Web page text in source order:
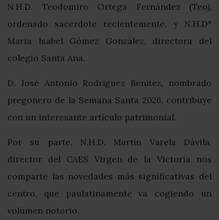
N.H.D. Teodomiro Ortega Fernández (Teo),
ordenado sacerdote recientemente, y N.H.Dª
Maria Isabel Gómez González, directora del
colegio Santa Ana.
D. José Antonio Rodríguez Benítez, nombrado
pregonero de la Semana Santa 2026, contribuye
con un interesante artículo patrimonial.
Por su parte, N.H.D. Martín Varela Dávila,
director del CAES Virgen de la Victoria nos
comparte las novedades más significativas del
centro, que paulatinamente va cogiendo un
volumen notorio.